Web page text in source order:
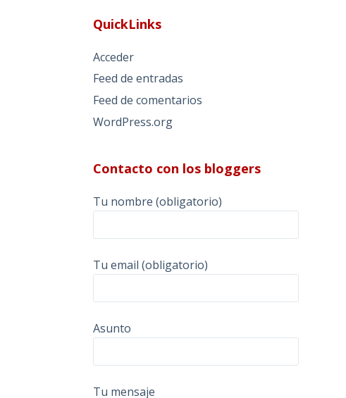
QuickLinks
Acceder
Feed de entradas
Feed de comentarios
WordPress.org
Contacto con los bloggers
Tu nombre (obligatorio)
Tu email (obligatorio)
Asunto
Tu mensaje